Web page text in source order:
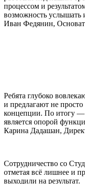
процессом и
возможность услышать
Иван Федянин,
Ребята глубоко
и предлагают не
концепции. По итогу —
является опорой
Карина Дадашан,
Сотрудничество со
отметая всё лишнее и
выходили на результат.